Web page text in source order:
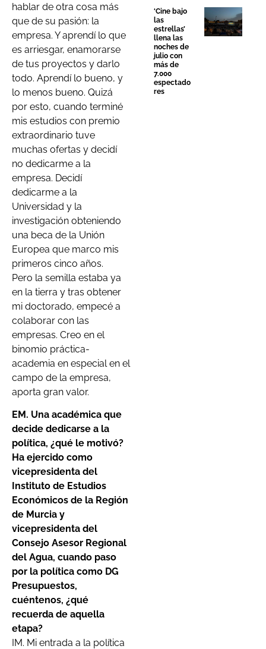
hablar de otra cosa más
que de su pasión: la
empresa. Y aprendí lo que
es arriesgar, enamorarse
de tus proyectos y darlo
todo. Aprendí lo bueno, y
lo menos bueno. Quizá
por esto, cuando terminé
mis estudios con premio
extraordinario tuve
muchas ofertas y decidí
no dedicarme a la
empresa. Decidí
dedicarme a la
Universidad y la
investigación obteniendo
una beca de la Unión
Europea que marco mis
primeros cinco años.
Pero la semilla estaba ya
en la tierra y tras obtener
mi doctorado, empecé a
colaborar con las
empresas. Creo en el
binomio práctica-
academia en especial en el
campo de la empresa,
aporta gran valor.
EM. Una académica que
decide dedicarse a la
política, ¿qué le motivó?
Ha ejercido como
vicepresidenta del
Instituto de Estudios
Económicos de la Región
de Murcia y
vicepresidenta del
Consejo Asesor Regional
del Agua, cuando paso
por la política como DG
Presupuestos,
cuéntenos, ¿qué
recuerda de aquella
etapa?
IM. Mi entrada a la política
‘Cine bajo
las
estrellas’
llena las
noches de
julio con
más de
7.000
espectado
res